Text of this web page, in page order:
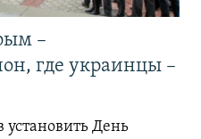
–
где украинцы –
установить День